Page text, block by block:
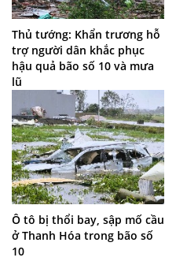
Thủ tướng: Khẩn trương hỗ
trợ người dân khắc phục
hậu quả bão số 10 và mưa
lũ
Ô tô bị thổi bay, sập mố cầu
ở Thanh Hóa trong bão số
10